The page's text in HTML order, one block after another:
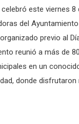
este viernes 8
del
previo al
reunió a más de
en un
donde disfrutaron